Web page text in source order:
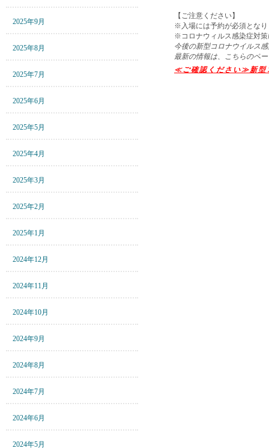
2025年9月
2025年8月
2025年7月
2025年6月
2025年5月
2025年4月
2025年3月
2025年2月
2025年1月
2024年12月
2024年11月
2024年10月
2024年9月
2024年8月
2024年7月
2024年6月
2024年5月
【ご注意ください】
※入場には予約が必須となり
※コロナウィルス感染症対
今後の新型コロナウイルス
最新の情報は、こちらのペ
≪ご確認ください≫新型